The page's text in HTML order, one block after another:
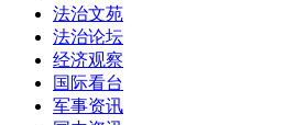
法治文苑
法治论坛
经济观察
国际看台
军事资讯